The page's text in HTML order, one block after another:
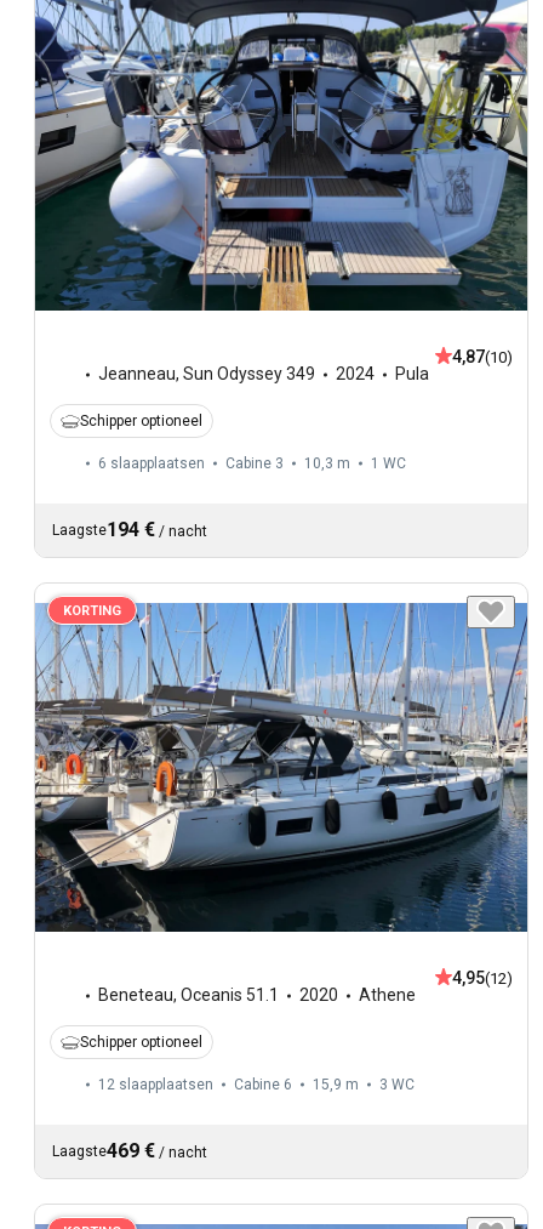
Jeanneau, Sun Odyssey 349 2024 Pula
4,87(10)
Schipper optioneel
6 slaapplaatsen Cabine 3 10,3 m 1 WC
Laagste194 € / nacht
KORTING
Beneteau, Oceanis 51.1 2020 Athene
4,95(12)
Schipper optioneel
12 slaapplaatsen Cabine 6 15,9 m 3 WC
Laagste469 € / nacht